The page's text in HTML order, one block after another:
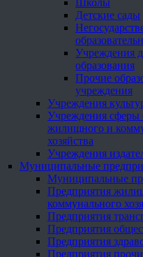
Школы
Детские сады
Учреждения
образования
Прочие
учреждения
Учреждения
Учреждения сферы
жилищного и
хозяйства
Учреждения
Муниципальные
Муниципальные
Предприятия
коммунального
Предприятия
Предприятия
Предприятия
Предприятия